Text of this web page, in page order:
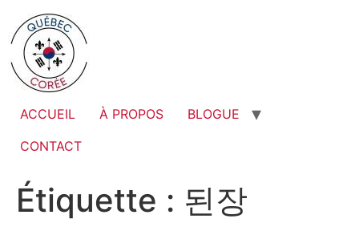
ACCUEIL À PROPOS
BLOGUE
CONTACT
Étiquette : 된장